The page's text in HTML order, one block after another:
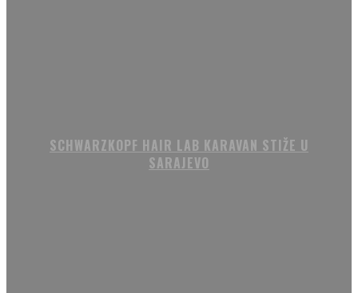
SCHWARZKOPF HAIR LAB KARAVAN STIŽE U
SARAJEVO